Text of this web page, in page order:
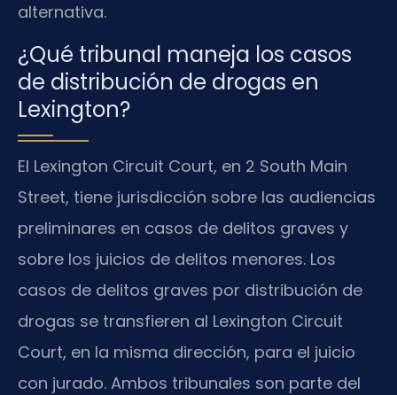
alternativa.
¿Qué tribunal maneja los casos
de distribución de drogas en
Lexington?
El Lexington Circuit Court, en 2 South Main
Street, tiene jurisdicción sobre las audiencias
preliminares en casos de delitos graves y
sobre los juicios de delitos menores. Los
casos de delitos graves por distribución de
drogas se transfieren al Lexington Circuit
Court, en la misma dirección, para el juicio
con jurado. Ambos tribunales son parte del